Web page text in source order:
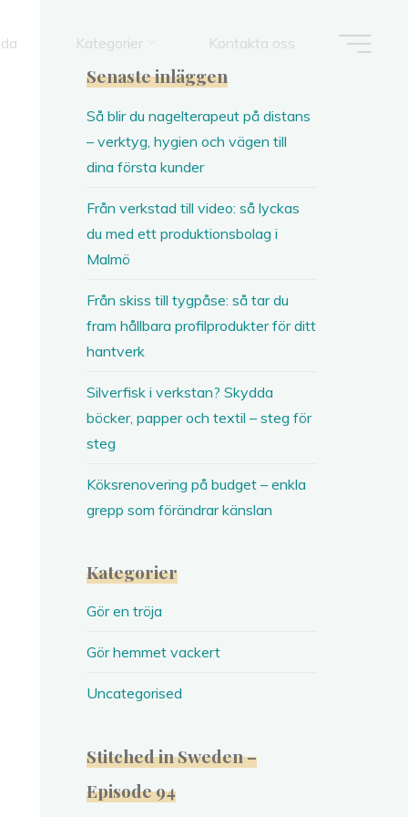
Kategorier Kontakta oss
Senaste inläggen
Så blir du nagelterapeut på distans
– verktyg, hygien och vägen till
dina första kunder
Från verkstad till video: så lyckas
du med ett produktionsbolag i
Malmö
Från skiss till tygpåse: så tar du
fram hållbara profilprodukter för ditt
hantverk
Silverfisk i verkstan? Skydda
böcker, papper och textil – steg för
steg
Köksrenovering på budget – enkla
grepp som förändrar känslan
Kategorier
Gör en tröja
Gör hemmet vackert
Uncategorised
Stitched in Sweden –
Episode 94